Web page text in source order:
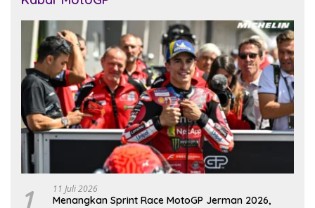
1 11 Juli 2026
Menangkan Sprint Race MotoGP Jerman 2026,